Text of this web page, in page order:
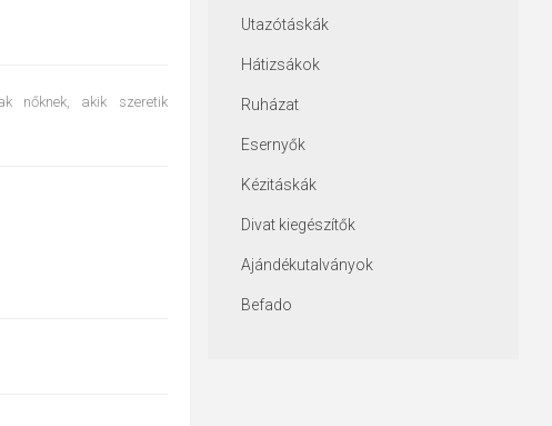
nőknek, akik szeretik
Utazótáskák
Hátizsákok
Ruházat
Esernyők
Kézitáskák
Divat kiegészítők
Ajándékutalványok
Befado